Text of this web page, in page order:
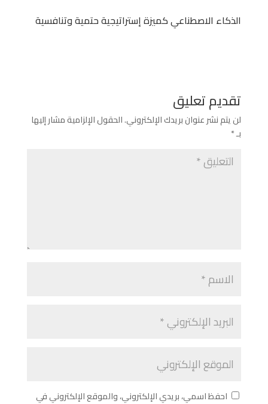
الذكاء الاصطناعي كميزة إستراتيجية حتمية وتنافسية
تقديم تعليق
لن يتم نشر عنوان بريدك الإلكتروني.الحقول الإلزامية مشار إليها
بـ*
احفظ اسمي، بريدي الإلكتروني، والموقع الإلكتروني في